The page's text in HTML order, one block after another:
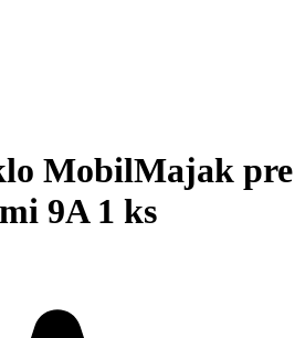
MobilMajak pre
9A 1 ks